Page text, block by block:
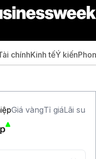
chínhKinh tếÝ kiến
Giá vàngTỉ giáLãi suất